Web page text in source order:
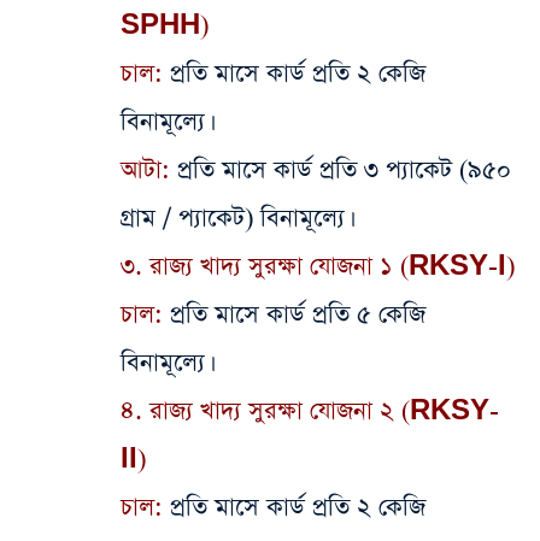
SPHH)
​চাল: প্রতি মাসে কার্ড প্রতি ২ কেজি
বিনামূল্যে।
​আটা: প্রতি মাসে কার্ড প্রতি ৩ প্যাকেট (৯৫০
গ্রাম / প্যাকেট) বিনামূল্যে।
​৩. রাজ্য খাদ্য সুরক্ষা যোজনা ১ (RKSY-I)
চাল: প্রতি মাসে কার্ড প্রতি ৫ কেজি
বিনামূল্যে।
​৪. রাজ্য খাদ্য সুরক্ষা যোজনা ২ (RKSY-
II)
​চাল: প্রতি মাসে কার্ড প্রতি ২ কেজি